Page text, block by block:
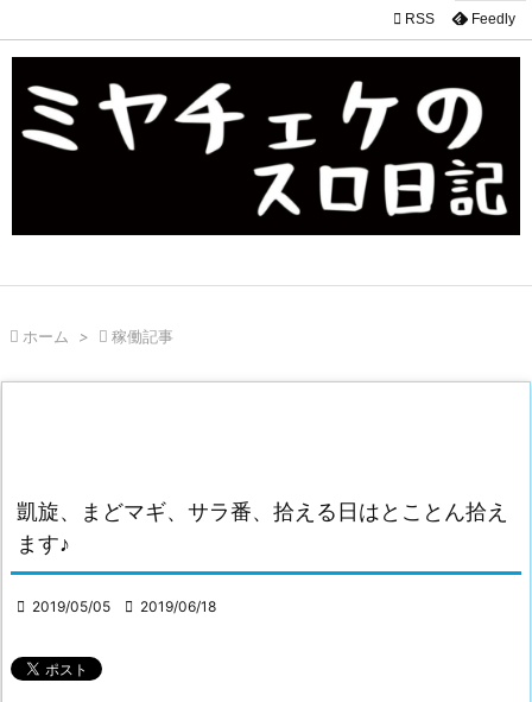
 RSS Feedly
 ホーム >  稼働記事
凱旋、まどマギ、サラ番、拾える日はとことん拾え
ます♪
 2019/05/05  2019/06/18